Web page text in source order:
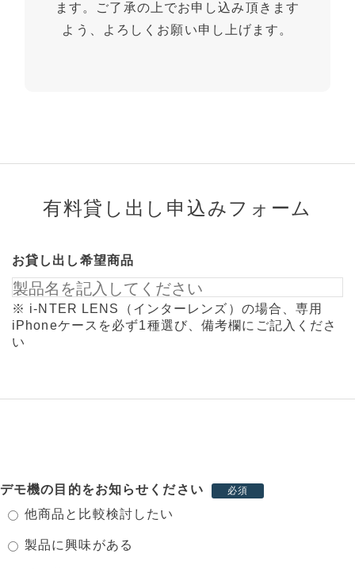
ます。ご了承の上でお申し込み頂きます
よう、よろしくお願い申し上げます。
有料貸し出し申込みフォーム
お貸し出し希望商品
※ i-NTER LENS（インターレンズ）の場合、専用
iPhoneケースを必ず1種選び、備考欄にご記入くださ
い
デモ機の目的をお知らせください 必須
他商品と比較検討したい
製品に興味がある